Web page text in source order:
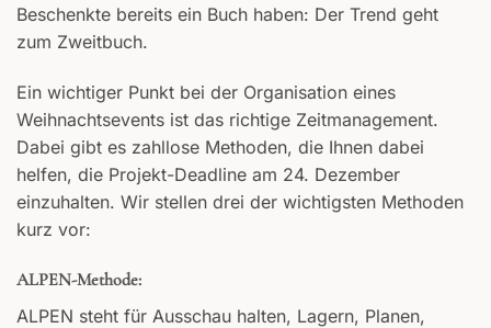
Beschenkte bereits ein Buch haben: Der Trend geht
zum Zweitbuch.
Ein wichtiger Punkt bei der Organisation eines
Weihnachtsevents ist das richtige Zeitmanagement.
Dabei gibt es zahllose Methoden, die Ihnen dabei
helfen, die Projekt-Deadline am 24. Dezember
einzuhalten. Wir stellen drei der wichtigsten Methoden
kurz vor:
ALPEN-Methode:
ALPEN steht für Ausschau halten, Lagern, Planen,